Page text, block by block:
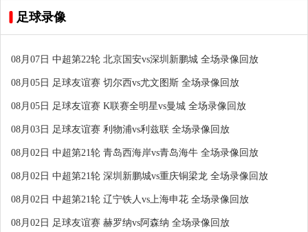
足球录像
08月07日 中超第22轮 北京国安vs深圳新鹏城 全场录像回放
08月05日 足球友谊赛 切尔西vs尤文图斯 全场录像回放
08月05日 足球友谊赛 K联赛全明星vs曼城 全场录像回放
08月03日 足球友谊赛 利物浦vs利兹联 全场录像回放
08月02日 中超第21轮 青岛西海岸vs青岛海牛 全场录像回放
08月02日 中超第21轮 深圳新鹏城vs重庆铜梁龙 全场录像回放
08月02日 中超第21轮 辽宁铁人vs上海申花 全场录像回放
08月02日 足球友谊赛 赫罗纳vs阿森纳 全场录像回放